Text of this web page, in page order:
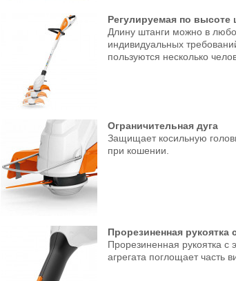
Регулируемая по высоте
Длину штанги можно в
индивидуальных
пользуются несколько
Ограничительная дуга
Защищает косильную
при кошении.
Прорезиненная рукоятка
Прорезиненная рукоятка
агрегата поглощает часть